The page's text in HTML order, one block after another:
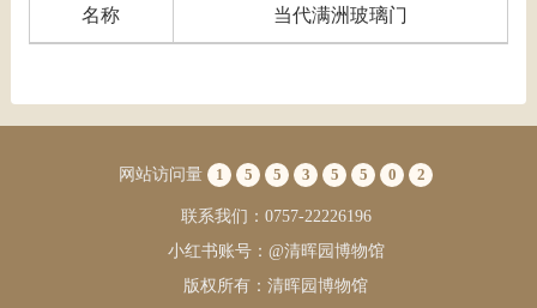
名称 当代满洲玻璃门
网站访问量 1 5 5 3 5 5 0 2
联系我们：0757-22226196
小红书账号：@清晖园博物馆
版权所有：清晖园博物馆